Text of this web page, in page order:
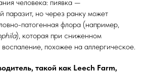
человека: пиявка —
паразит, но через ранку может
патогенная флора (например,
), которая при сниженном
похожее на аллергическое.
такой как Leech Farm,